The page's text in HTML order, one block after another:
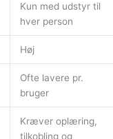
Kun med udstyr til
hver person
Høj
Ofte lavere pr.
bruger
Kræver oplæring,
tilkobling og